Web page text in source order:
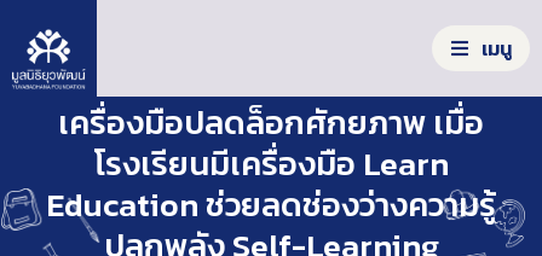
o
n
เมนู
r
c
รู้จักมูลนิธิ
เครื่องมือปลดล็อกศักยภาพ เมื่อ
โรงเรียนมีเครื่องมือ Learn
Education ช่วยลดช่องว่างความรู้
ปลุกพลัง Self-Learning